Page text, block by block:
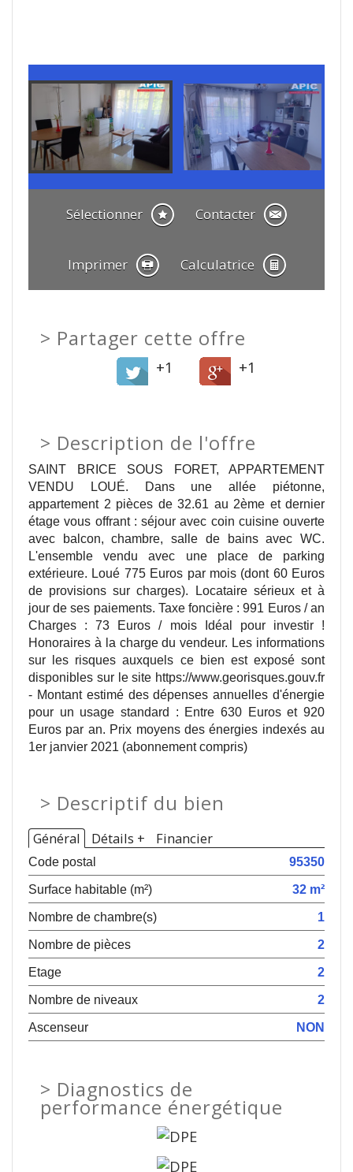
Sélectionner Contacter
Imprimer Calculatrice
Partager cette offre
+1 +1
> Description de l'offre
SAINT BRICE SOUS FORET, APPARTEMENT
VENDU LOUÉ. Dans une allée piétonne,
appartement 2 pièces de 32.61 au 2ème et dernier
étage vous offrant : séjour avec coin cuisine ouverte
avec balcon, chambre, salle de bains avec WC.
L'ensemble vendu avec une place de parking
extérieure. Loué 775 Euros par mois (dont 60 Euros
de provisions sur charges). Locataire sérieux et à
jour de ses paiements. Taxe foncière : 991 Euros / an
Charges : 73 Euros / mois Idéal pour investir !
Honoraires à la charge du vendeur. Les informations
sur les risques auxquels ce bien est exposé sont
disponibles sur le site https://www.georisques.gouv.fr
- Montant estimé des dépenses annuelles d'énergie
pour un usage standard : Entre 630 Euros et 920
Euros par an. Prix moyens des énergies indexés au
1er janvier 2021 (abonnement compris)
> Descriptif du bien
Général Détails + Financier
Code postal
95350
Surface habitable (m²)
32 m²
Nombre de chambre(s)
1
Nombre de pièces
2
Etage
2
Nombre de niveaux
2
Ascenseur
NON
> Diagnostics de
performance énergétique